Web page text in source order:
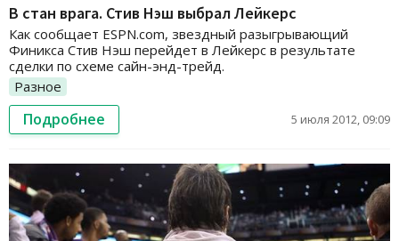
В стан врага. Стив Нэш выбрал Лейкерс
Как сообщает ESPN.com, звездный разыгрывающий
Финикса Стив Нэш перейдет в Лейкерс в результате
сделки по схеме сайн-энд-трейд.
Разное
Подробнее 5 июля 2012, 09:09